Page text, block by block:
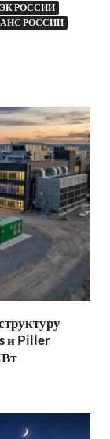
РОССИИ
РОССИИ
и Piller